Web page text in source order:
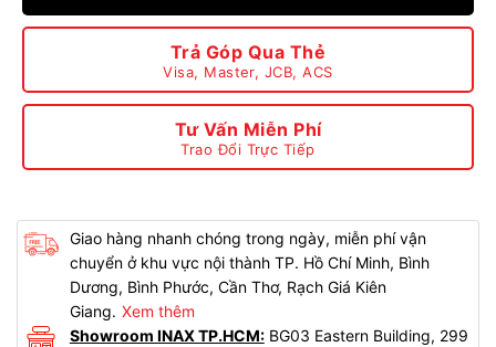
Trả Góp Qua Thẻ
Visa, Master, JCB, ACS
Tư Vấn Miễn Phí
Trao Đổi Trực Tiếp
Giao hàng nhanh chóng trong ngày, miễn phí vận
chuyển ở khu vực nội thành TP. Hồ Chí Minh, Bình
Dương, Bình Phước, Cần Thơ, Rạch Giá Kiên
Giang. Xem thêm
Showroom INAX TP.HCM:BG03 Eastern Building, 299